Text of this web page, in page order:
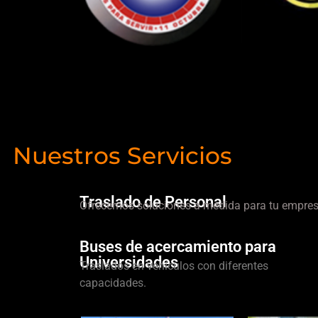
Nuestros Servicios
Traslado de Personal
Ofrecemos soluciones a medida para tu
Buses de acercamiento para
Universidades
Traslados en vehículos con diferentes
capacidades.